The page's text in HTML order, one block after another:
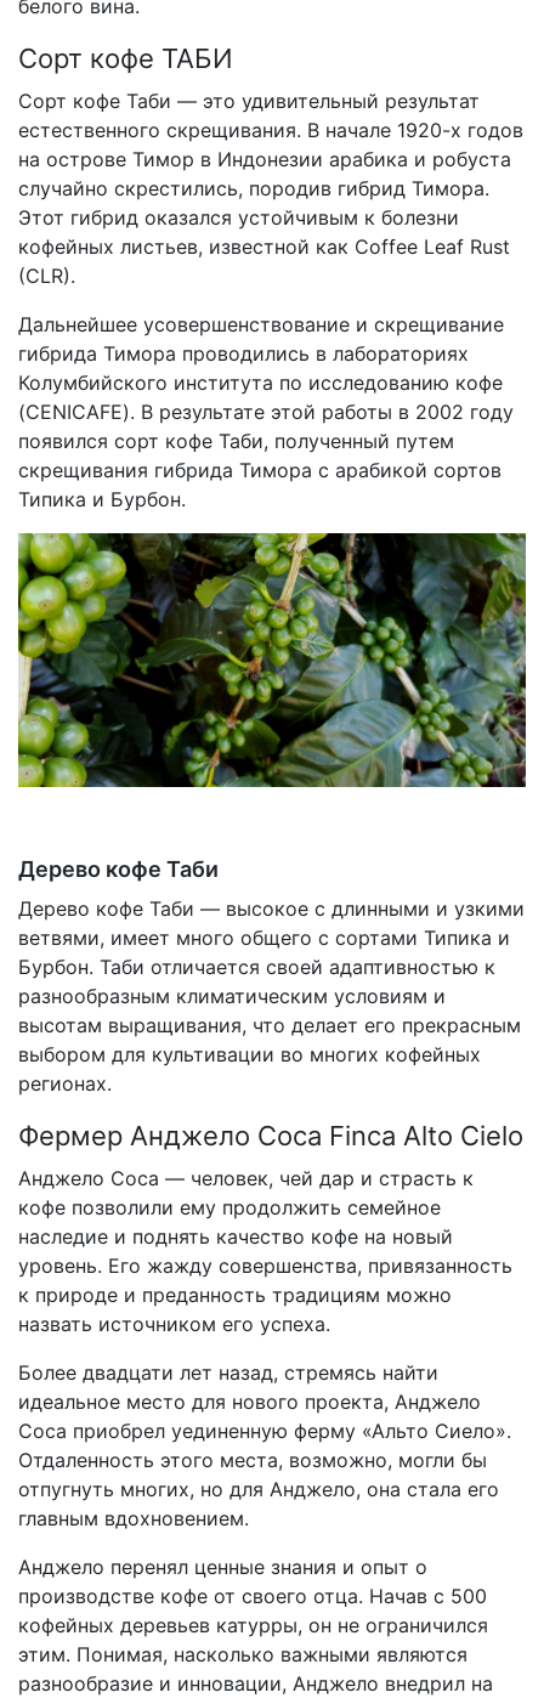
белого вина.
Сорт кофе ТАБИ
Сорт кофе Таби — это удивительный результат
естественного скрещивания. В начале 1920-х годов
на острове Тимор в Индонезии арабика и робуста
случайно скрестились, породив гибрид Тимора.
Этот гибрид оказался устойчивым к болезни
кофейных листьев, известной как Coffee Leaf Rust
(CLR).
Дальнейшее усовершенствование и скрещивание
гибрида Тимора проводились в лабораториях
Колумбийского института по исследованию кофе
(CENICAFE). В результате этой работы в 2002 году
появился сорт кофе Таби, полученный путем
скрещивания гибрида Тимора с арабикой сортов
Типика и Бурбон.
Дерево кофе Таби
Дерево кофе Таби — высокое с длинными и узкими
ветвями, имеет много общего с сортами Типика и
Бурбон. Таби отличается своей адаптивностью к
разнообразным климатическим условиям и
высотам выращивания, что делает его прекрасным
выбором для культивации во многих кофейных
регионах.
Фермер Анджело Соса Finca Alto Cielo
Анджело Соса — человек, чей дар и страсть к
кофе позволили ему продолжить семейное
наследие и поднять качество кофе на новый
уровень. Его жажду совершенства, привязанность
к природе и преданность традициям можно
назвать источником его успеха.
Более двадцати лет назад, стремясь найти
идеальное место для нового проекта, Анджело
Соса приобрел уединенную ферму «Альто Сиело».
Отдаленность этого места, возможно, могли бы
отпугнуть многих, но для Анджело, она стала его
главным вдохновением.
Анджело перенял ценные знания и опыт о
производстве кофе от своего отца. Начав с 500
кофейных деревьев катурры, он не ограничился
этим. Понимая, насколько важными являются
разнообразие и инновации, Анджело внедрил на